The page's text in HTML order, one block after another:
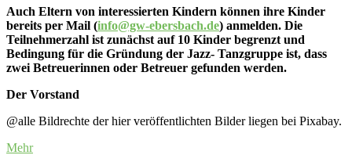
Auch Eltern von interessierten Kindern können ihre Kinder
bereits per Mail (info@gw-ebersbach.de) anmelden. Die
Teilnehmerzahl ist zunächst auf 10 Kinder begrenzt und
Bedingung für die Gründung der Jazz- Tanzgruppe ist, dass
zwei Betreuerinnen oder Betreuer gefunden werden.
Der Vorstand
@alle Bildrechte der hier veröffentlichten Bilder liegen bei Pixabay.
Mehr